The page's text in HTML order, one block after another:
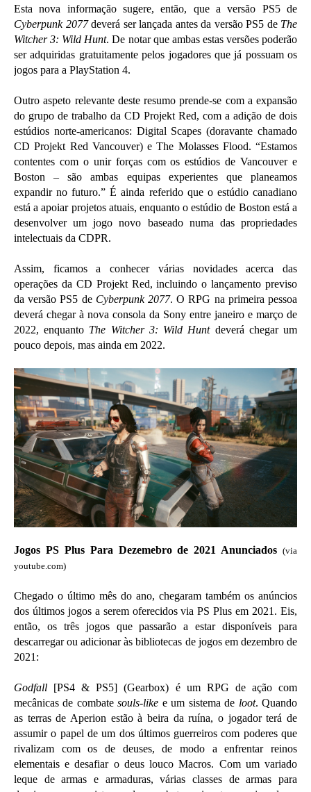
Esta nova informação sugere, então, que a versão PS5 de
Cyberpunk 2077deverá ser lançada antes da versão PS5 de The
Witcher 3: Wild Hunt. De notar que ambas estas versões poderão
ser adquiridas gratuitamente pelos jogadores que já possuam os
jogos para a PlayStation 4.
Outro aspeto relevante deste resumo prende-se com a expansão
do grupo de trabalho da CD Projekt Red, com a adição de dois
estúdios norte-americanos: Digital Scapes (doravante chamado
CD Projekt Red Vancouver) e The Molasses Flood. “Estamos
contentes com o unir forças com os estúdios de Vancouver e
Boston – são ambas equipas experientes que planeamos
expandir no futuro.” É ainda referido que o estúdio canadiano
está a apoiar projetos atuais, enquanto o estúdio de Boston está a
desenvolver um jogo novo baseado numa das propriedades
intelectuais da CDPR.
Assim, ficamos a conhecer várias novidades acerca das
operações da CD Projekt Red, incluindo o lançamento previso
da versão PS5 de Cyberpunk 2077. O RPG na primeira pessoa
deverá chegar à nova consola da Sony entre janeiro e março de
2022, enquanto The Witcher 3: Wild Huntdeverá chegar um
pouco depois, mas ainda em 2022.
Jogos PS Plus Para Dezemebro de 2021 Anunciados (via
youtube.com)
Chegado o último mês do ano, chegaram também os anúncios
dos últimos jogos a serem oferecidos via PS Plus em 2021. Eis,
então, os três jogos que passarão a estar disponíveis para
descarregar ou adicionar às bibliotecas de jogos em dezembro de
2021:
Godfall [PS4 & PS5] (Gearbox) é um RPG de ação com
mecânicas de combatesouls-like e um sistema de loot. Quando
as terras de Aperion estão à beira da ruína, o jogador terá de
assumir o papel de um dos últimos guerreiros com poderes que
rivalizam com os de deuses, de modo a enfrentar reinos
elementais e desafiar o deus louco Macros. Com um variado
leque de armas e armaduras, várias classes de armas para